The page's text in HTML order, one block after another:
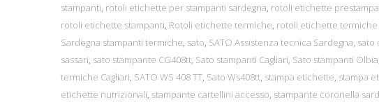
stampanti rotoli etichette per stampanti sardegna rotoli etichette
rotoli etichette stampanti Rotoli etichette termiche rotoli etichette termiche
Sardegna stampanti termiche sato SATO Assistenza tecnica Sardegna sato
sassari sato stampante CG408tt Sato stampanti Cagliari Sato stampanti Olbia
termiche Cagliari SATO WS 408 TT Sato Ws408tt stampa etichette stampa
etichette nutrizionali stampante cartellini accesso stampante coronella